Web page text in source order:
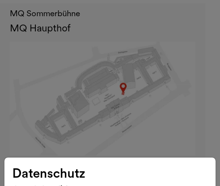
MQ Sommerbühne
MQ Haupthof
Öffnungszeiten
Datenschutz